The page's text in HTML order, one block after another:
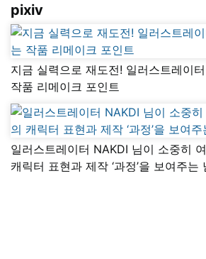
pixiv
지금 실력으로 재도전! 일러스트레이
작품 리메이크 포인트
일러스트레이터 NAKDI 님이 소중히
캐릭터 표현과 제작 ‘과정’을 보여주는